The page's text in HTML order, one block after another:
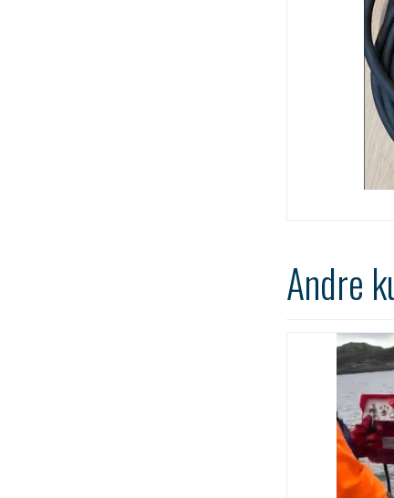
Andre